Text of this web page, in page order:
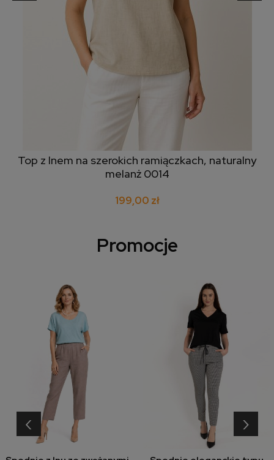
Top z lnem na szerokich ramiączkach, naturalny
melanż 0014
199,00 zł
Promocje
‹ ›